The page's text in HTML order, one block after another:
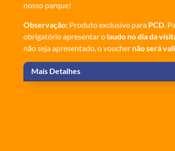
nosso parque!
Observação: Produto exclusivo para PCD.
obrigatório apresentar o laudo no dia da
não seja apresentado, o voucher não será
Mais Detalhes